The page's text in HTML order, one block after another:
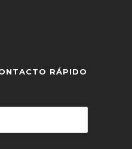
RÁPIDO